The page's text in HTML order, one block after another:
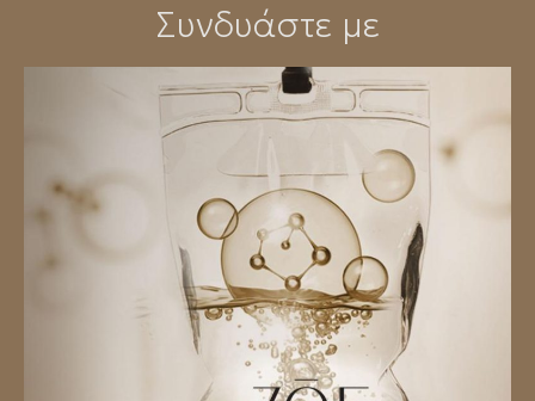
Συνδυάστε με